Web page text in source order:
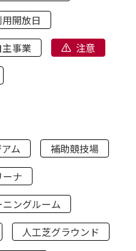
開放日
事業
注意
ム
補助競技場
ナ
ニングルーム
人工芝グラウンド